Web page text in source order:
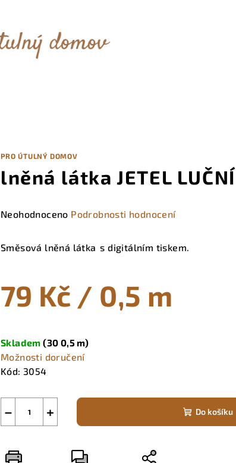
PRO ÚTULNÝ DOMOV
lněná látka JETEL LUČNÍ
Průměrné
produktu
z
Neohodnoceno Podrobnosti hodnocení
Směsová lněná látka s digitálním tiskem.
79 Kč / 0,5 m
cena:
Skladem(30 0,5 m)
Možnosti doručení
Kód: 3054
+
− Do košíku